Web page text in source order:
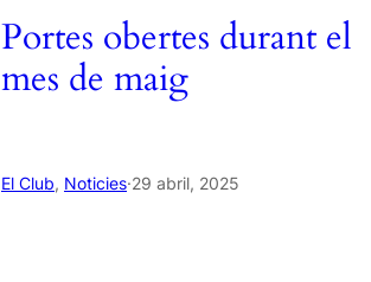
Portes obertes durant el
mes de maig
El Club, Noticies·29 abril, 2025